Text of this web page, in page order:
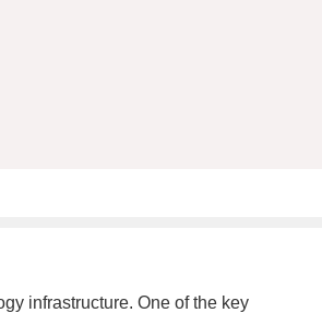
infrastructure. One of the key